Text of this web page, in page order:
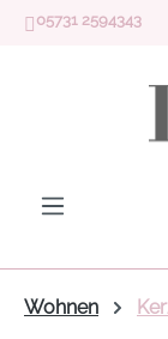
Zum Hauptinhalt
05731 2594343
Wohnen